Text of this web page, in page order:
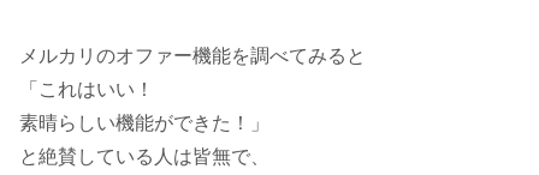
メルカリのオファー機能を調べてみると
「これはいい！
素晴らしい機能ができた！」
と絶賛している人は皆無で、